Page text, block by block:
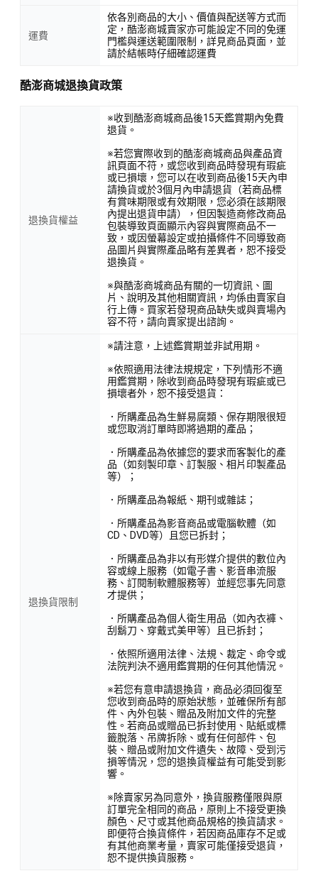
運費
依各別商品的大小、價值與配送等方式而
定，酷澎商城賣家亦可能設定不同的免運
門檻與運送範圍限制，詳見商品頁面，並
請於結帳時仔細確認運費
酷澎商城退換貨政策
退換貨權益
※收到酷澎商城商品後15天鑑賞期內免費
退貨。
※若您實際收到的酷澎商城商品與產品資
訊頁面不符，或您收到商品時發現有瑕疵
或已損壞，您可以在收到商品後15天內申
請換貨或於3個月內申請退貨（若商品標
有賞味期限或有效期限，您必須在該期限
內提出退貨申請），但因製造商修改商品
包裝導致頁面顯示內容與實際商品不一
致，或因螢幕設定或拍攝條件不同導致商
品圖片與實際產品略有差異者，恕不接受
退換貨。
※與酷澎商城商品有關的一切資訊、圖
片、說明及其他相關資訊，均係由賣家自
行上傳。買家若發現商品缺失或與賣場內
容不符，請向賣家提出諮詢。
退換貨限制
※請注意，上述鑑賞期並非試用期。
※依照適用法律法規規定，下列情形不適
用鑑賞期，除收到商品時發現有瑕疵或已
損壞者外，恕不接受退貨：
．所購產品為生鮮易腐類、保存期限很短
或您取消訂單時即將過期的產品；
．所購產品為依據您的要求而客製化的產
品（如刻製印章、訂製服、相片印製產品
等）；
．所購產品為報紙、期刊或雜誌；
．所購產品為影音商品或電腦軟體（如
CD、DVD等）且您已拆封；
．所購產品為非以有形媒介提供的數位內
容或線上服務（如電子書、影音串流服
務、訂閱制軟體服務等）並經您事先同意
才提供；
．所購產品為個人衛生用品（如內衣褲、
刮鬍刀、穿戴式美甲等）且已拆封；
．依照所適用法律、法規、裁定、命令或
法院判決不適用鑑賞期的任何其他情況。
※若您有意申請退換貨，商品必須回復至
您收到商品時的原始狀態，並確保所有部
件、內外包裝、贈品及附加文件的完整
性。若商品或贈品已拆封使用、貼紙或標
籤脫落、吊牌拆除、或有任何部件、包
裝、贈品或附加文件遺失、故障、受到污
損等情況，您的退換貨權益有可能受到影
響。
※除賣家另為同意外，換貨服務僅限與原
訂單完全相同的商品，原則上不接受更換
顏色、尺寸或其他商品規格的換貨請求。
即便符合換貨條件，若因商品庫存不足或
有其他商業考量，賣家可能僅接受退貨，
恕不提供換貨服務。